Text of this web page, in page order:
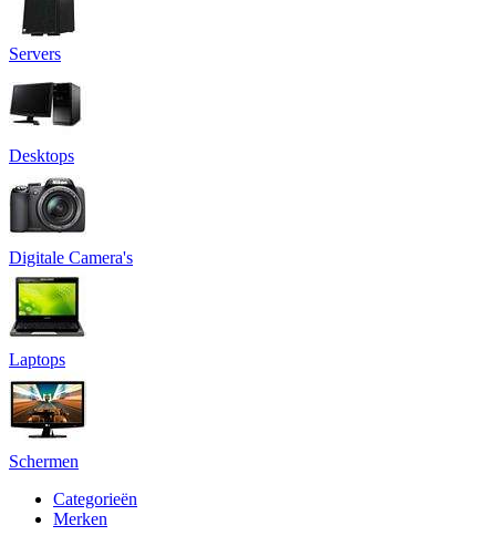
Servers
Desktops
Digitale Camera's
Laptops
Schermen
Categorieën
Merken